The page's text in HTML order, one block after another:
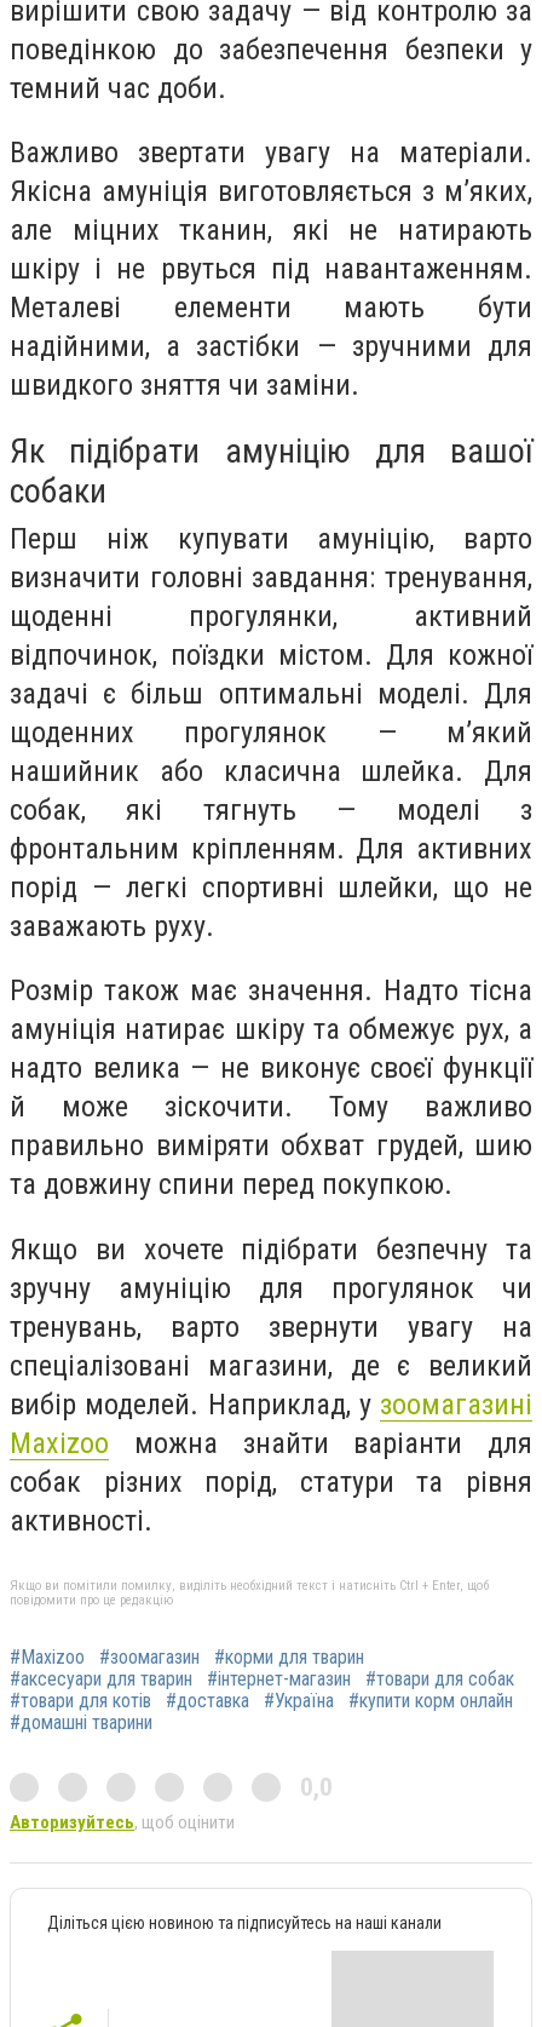
вирішити свою задачу — від контролю за
поведінкою до забезпечення безпеки у
темний час доби.
Важливо звертати увагу на матеріали.
Якісна амуніція виготовляється з м’яких,
але міцних тканин, які не натирають
шкіру і не рвуться під навантаженням.
Металеві елементи мають бути
надійними, а застібки — зручними для
швидкого зняття чи заміни.
Як підібрати амуніцію для вашої
собаки
Перш ніж купувати амуніцію, варто
визначити головні завдання: тренування,
щоденні прогулянки, активний
відпочинок, поїздки містом. Для кожної
задачі є більш оптимальні моделі. Для
щоденних прогулянок — м’який
нашийник або класична шлейка. Для
собак, які тягнуть — моделі з
фронтальним кріпленням. Для активних
порід — легкі спортивні шлейки, що не
заважають руху.
Розмір також має значення. Надто тісна
амуніція натирає шкіру та обмежує рух, а
надто велика — не виконує своєї функції
й може зіскочити. Тому важливо
правильно виміряти обхват грудей, шию
та довжину спини перед покупкою.
Якщо ви хочете підібрати безпечну та
зручну амуніцію для прогулянок чи
тренувань, варто звернути увагу на
спеціалізовані магазини, де є великий
вибір моделей. Наприклад, у зоомагазині
Maxizoo можна знайти варіанти для
собак різних порід, статури та рівня
активності.
Якщо ви помітили помилку, виділіть необхідний текст і натисніть Ctrl + Enter, щоб
повідомити про це редакцію
#Maxizoo #зоомагазин
#корми для тварин
#аксесуари для тварин
#інтернет-магазин
#товари для собак
#товари для котів
#доставка #Україна
#купити корм онлайн
#домашні тварини
0,0
Авторизуйтесь, щоб оцінити
Діліться цією новиною та підписуйтесь на наші канали